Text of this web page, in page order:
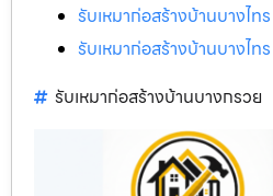
รับเหมาก่อสร้างบ้านบางไทร
รับเหมาก่อสร้างบ้านบางไทร
รับเหมาก่อสร้างบ้านบางกรวย